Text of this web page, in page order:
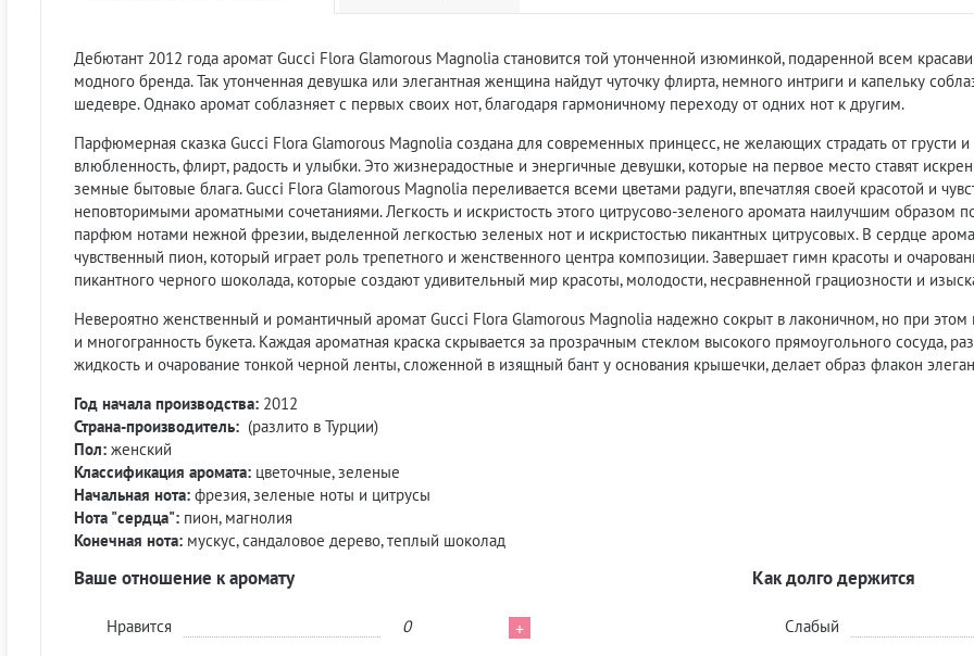
Дебютант 2012 года аромат Gucci Flora Glamorous Magnolia становится той утонченной изюминкой, подаренной всем
модного бренда. Так утонченная девушка или элегантная женщина найдут чуточку флирта, немного интриги и капельку
шедевре. Однако аромат соблазняет с первых своих нот, благодаря гармоничному переходу от одних нот к другим.
Парфюмерная сказка Gucci Flora Glamorous Magnolia создана для современных принцесс, не желающих страдать от грусти
влюбленность, флирт, радость и улыбки. Это жизнерадостные и энергичные девушки, которые на первое место ставят
земные бытовые блага. Gucci Flora Glamorous Magnolia переливается всеми цветами радуги, впечатляя своей красотой и
неповторимыми ароматными сочетаниями. Легкость и искристость этого цитрусово-зеленого аромата наилучшим образом
парфюм нотами нежной фрезии, выделенной легкостью зеленых нот и искристостью пикантных цитрусовых. В сердце
чувственный пион, который играет роль трепетного и женственного центра композиции. Завершает гимн красоты и
пикантного черного шоколада, которые создают удивительный мир красоты, молодости, несравненной грациозности и
Невероятно женственный и романтичный аромат Gucci Flora Glamorous Magnolia надежно сокрыт в лаконичном, но при
и многогранность букета. Каждая ароматная краска скрывается за прозрачным стеклом высокого прямоугольного сосуда,
жидкость и очарование тонкой черной ленты, сложенной в изящный бант у основания крышечки, делает образ флакон
Год начала производства: 2012
Страна-производитель: (разлито в Турции)
Пол: женский
Классификация аромата: цветочные, зеленые
Начальная нота: фрезия, зеленые ноты и цитрусы
Нота "сердца": пион, магнолия
Конечная нота: мускус, сандаловое дерево, теплый шоколад
Ваше отношение к аромату
Нравится 0 +
Как долго держится
Слабый